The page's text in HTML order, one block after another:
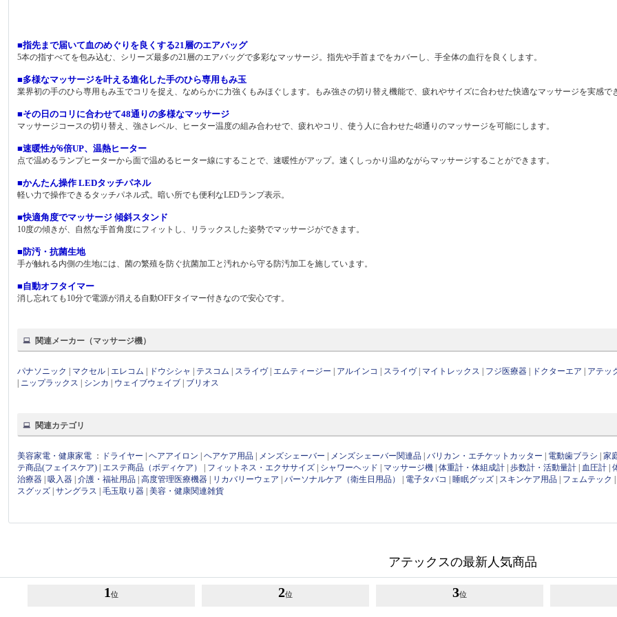
■指先まで届いて血のめぐりを良くする21層のエアバッグ
5本の指すべてを包み込む、シリーズ最多の21層のエアバッグで多彩なマッサージ。指先や手首までをカバーし、手全体の血行を良くします。
■多様なマッサージを叶える進化した手のひら専用もみ玉
業界初の手のひら専用もみ玉でコリを捉え、なめらかに力強くもみほぐします。もみ強さの切り替え機能で、疲れやサイズに合わせた快適なマッサージを実感で
■その日のコリに合わせて48通りの多様なマッサージ
マッサージコースの切り替え、強さレベル、ヒーター温度の組み合わせで、疲れやコリ、使う人に合わせた48通りのマッサージを可能にします。
■速暖性が6倍UP、温熱ヒーター
点で温めるランプヒーターから面で温めるヒーター線にすることで、速暖性がアップ。速くしっかり温めながらマッサージすることができます。
■かんたん操作 LEDタッチパネル
軽い力で操作できるタッチパネル式。暗い所でも便利なLEDランプ表示。
■快適角度でマッサージ 傾斜スタンド
10度の傾きが、自然な手首角度にフィットし、リラックスした姿勢でマッサージができます。
■防汚・抗菌生地
手が触れる内側の生地には、菌の繁殖を防ぐ抗菌加工と汚れから守る防汚加工を施しています。
■自動オフタイマー
消し忘れても10分で電源が消える自動OFFタイマー付きなので安心です。
関連メーカー（マッサージ機）
パナソニック | マクセル | エレコム | ドウシシャ | テスコム | スライヴ| エムティージー | アルインコ | スライヴ| マイトレックス | フジ医療器 | ドクターエア | アテッ
| ニップラックス | シンカ | ウェイブウェイブ | ブリオス
関連カテゴリ
美容家電・健康家電 ： ドライヤー |ヘアアイロン |ヘアケア用品 | メンズシェーバー | メンズシェーバー関連品 |バリカン・エチケットカッター | 電動歯ブラシ |家
テ商品(フェイスケア) | エステ商品（ボディケア） | フィットネス・エクササイズ | シャワーヘッド | マッサージ機 |体重計・体組成計 |歩数計・活動量計 | 血圧計 |
治療器 |吸入器 |介護・福祉用品 |高度管理医療機器 | リカバリーウェア |パーソナルケア（衛生日用品） | 電子タバコ |睡眠グッズ | スキンケア用品 | フェムテック
スグッズ |サングラス |毛玉取り器 |美容・健康関連雑貨
アテックスの最新人気商品
1 位 2位 3位